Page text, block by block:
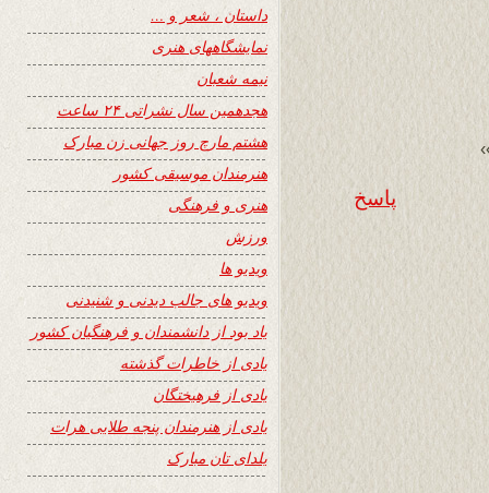
پاسخ
داستان ، شعر و …
نمایشگاههای هنری
نیمه شعبان
هجدهمین سال نشراتی ۲۴ ساعت
هشتم مارچ روز جهانی زن مبارک
هنرمندان موسیقی کشور
هنری و فرهنگی
ورزش
ویدیو ها
ویدیو های جالب دیدنی و شنیدنی
یاد بود از دانشمندان و فرهنگیان کشور
یادی از خاطرات گذشته
یادی از فرهیختگان
یادی از هنرمندان پنجه طلایی هرات
یلدای تان مبارک